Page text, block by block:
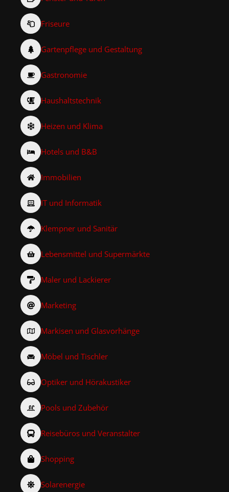
Friseure
Gartenpflege und Gestaltung
Gastronomie
Haushaltstechnik
Heizen und Klima
Hotels und B&B
Immobilien
IT und Informatik
Klempner und Sanitär
Lebensmittel und Supermärkte
Maler und Lackierer
Marketing
Markisen und Glasvorhänge
Möbel und Tischler
Optiker und Hörakustiker
Pools und Zubehör
Reisebüros und Veranstalter
Shopping
Solarenergie